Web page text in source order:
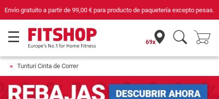
Compra con seguridad en Fitshop, comercio con sello de Confianza Online.
69x
Tunturi Cinta de Correr